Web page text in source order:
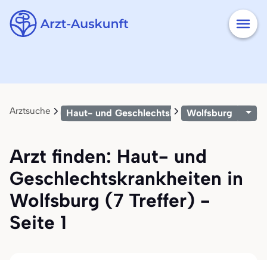
Arztsuche Haut- und Geschlechtskrankheiten
Wolfsburg
Arzt finden: Haut- und
Geschlechtskrankheiten in
Wolfsburg (7 Treffer) -
Seite 1